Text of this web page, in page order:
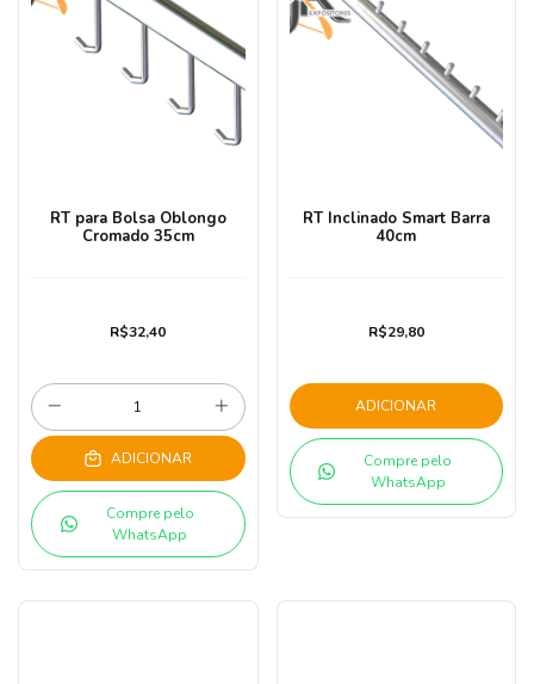
RT para Bolsa Oblongo
Cromado 35cm
R$32,40
ADICIONAR
Compre pelo
WhatsApp
RT Inclinado Smart Barra
40cm
R$29,80
ADICIONAR
Compre pelo
WhatsApp